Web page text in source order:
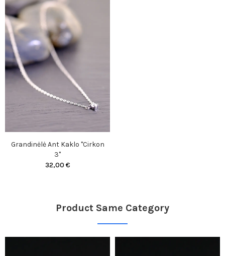
Grandinėlė Ant Kaklo "Cirkon
3"
32,00 €
Product Same Category